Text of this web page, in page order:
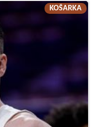
KOŠARKA